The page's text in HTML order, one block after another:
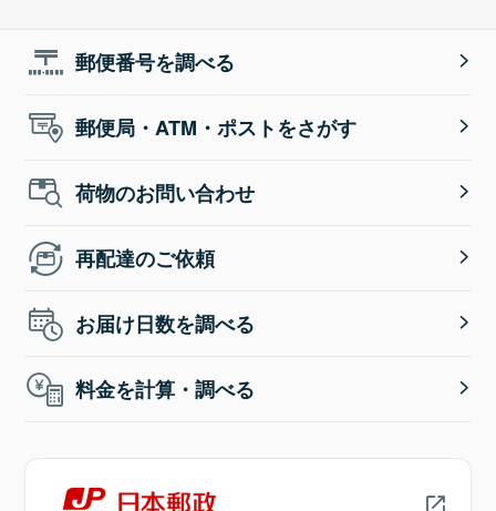
郵便番号を調べる
郵便局・ATM・ポストをさがす
荷物のお問い合わせ
再配達のご依頼
お届け日数を調べる
料金を計算・調べる